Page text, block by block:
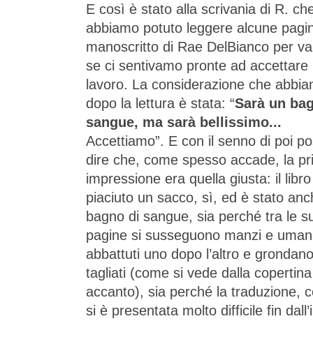
E così è stato alla scrivania di R.
abbiamo potuto leggere alcune
manoscritto di Rae DelBianco per
se ci sentivamo pronte ad accettare
lavoro. La considerazione che
dopo la lettura è stata: “Sarà un
sangue, ma sarà bellissimo...
Accettiamo”. E con il senno di poi
dire che, come spesso accade, la
impressione era quella giusta: il
piaciuto un sacco, sì, ed è stato
bagno di sangue, sia perché tra le
pagine si susseguono manzi e
abbattuti uno dopo l’altro e
tagliati (come si vede dalla
accanto), sia perché la traduzione,
si è presentata molto difficile fin